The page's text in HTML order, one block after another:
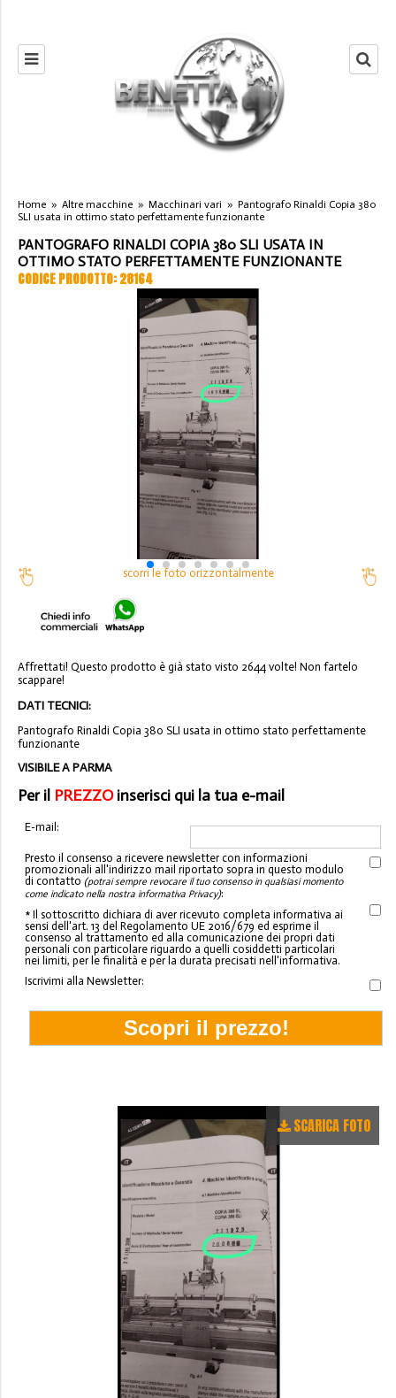
Home » Altre macchine » Macchinari vari » Pantografo Rinaldi Copia 380
SLI usata in ottimo stato perfettamente funzionante
PANTOGRAFO RINALDI COPIA 380 SLI USATA IN
OTTIMO STATO PERFETTAMENTE FUNZIONANTE
CODICE PRODOTTO: 28164
scorri le foto orizzontalmente
Affrettati! Questo prodotto è già stato visto 2644 volte! Non fartelo
scappare!
DATI TECNICI:
Pantografo Rinaldi Copia 380 SLI usata in ottimo stato perfettamente
funzionante
VISIBILE A PARMA
Per il PREZZOinserisci qui la tua e-mail
E-mail:
Presto il consenso a ricevere newsletter con informazioni
promozionali all'indirizzo mail riportato sopra in questo modulo
di contatto (potrai sempre revocare il tuo consenso in qualsiasi momento
come indicato nella nostra informativa Privacy):
* Il sottoscritto dichiara di aver ricevuto completa informativa ai
sensi dell'art. 13 del Regolamento UE 2016/679 ed esprime il
consenso al trattamento ed alla comunicazione dei propri dati
personali con particolare riguardo a quelli cosiddetti particolari
nei limiti, per le finalità e per la durata precisati nell'informativa.
Iscrivimi alla Newsletter:
SCARICA FOTO